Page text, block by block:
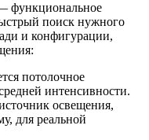
функциональное
поиск нужного
и конфигурации,
потолочное
интенсивности.
освещения,
для реальной